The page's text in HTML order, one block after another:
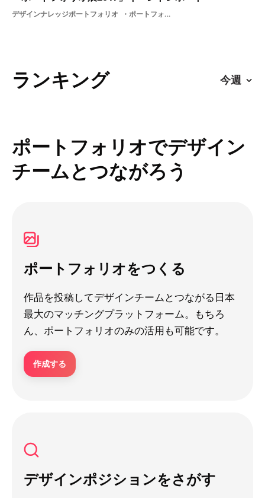
デザインナレッジポートフォリオ ポートフォリオ展グラフィックゲームイラストビビビット交流就活イベント就活
ランキング
ポートフォリオでデザイン
チームとつながろう
ポートフォリオをつくる
作品を投稿してデザインチームとつながる日本
最大のマッチングプラットフォーム。もちろ
ん、ポートフォリオのみの活用も可能です。
作成する
デザインポジションをさがす